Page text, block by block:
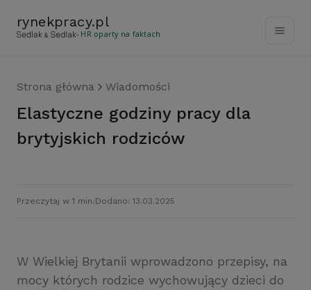
rynekpracy.pl
- HR oparty na faktach
Strona główna Wiadomości
Elastyczne godziny pracy dla
brytyjskich rodziców
Przeczytaj w 1 min. Dodano: 13.03.2025
W Wielkiej Brytanii wprowadzono przepisy, na
mocy których rodzice wychowujący dzieci do